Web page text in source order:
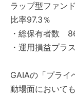
ラップ型ファン
比率97.3％
・総保有者数
・運用損益プ
GAIAの「プライ
動場面において